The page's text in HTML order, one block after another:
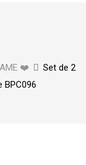
❤️
Set de 2
BPC096